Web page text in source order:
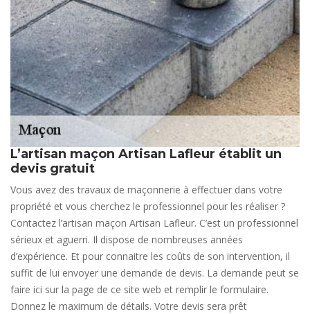
L’artisan maçon Artisan Lafleur établit un
devis gratuit
Vous avez des travaux de maçonnerie à effectuer dans votre
propriété et vous cherchez le professionnel pour les réaliser ?
Contactez l’artisan maçon Artisan Lafleur. C’est un professionnel
sérieux et aguerri. Il dispose de nombreuses années
d’expérience. Et pour connaitre les coûts de son intervention, il
suffit de lui envoyer une demande de devis. La demande peut se
faire ici sur la page de ce site web et remplir le formulaire.
Donnez le maximum de détails. Votre devis sera prêt